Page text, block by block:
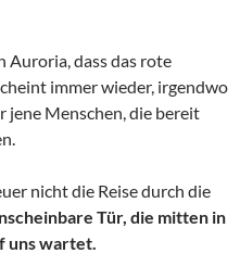
Auroria, dass das rote
immer wieder, irgendwo
jene Menschen, die bereit
nicht die Reise durch die
Tür, die mitten in
uns wartet.